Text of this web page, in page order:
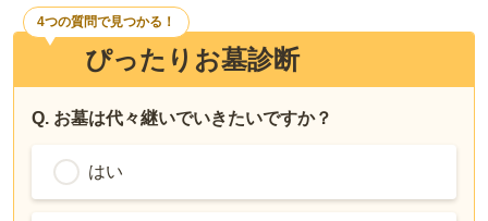
ぴったりお墓診断
4つの質問で見つかる！
Q. お墓は代々継いでいきたいですか？
はい